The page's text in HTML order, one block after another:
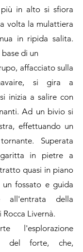
più in alto si sfiora
volta la mulattiera
in ripida salita.
di un
affacciato sulla
si gira a
inizia a salire con
Ad un bivio si
effettuando un
Superata
in pietre a
quasi in piano
un fossato e guida
all'entrata della
Livernà.
l'esplorazione
del forte, che,